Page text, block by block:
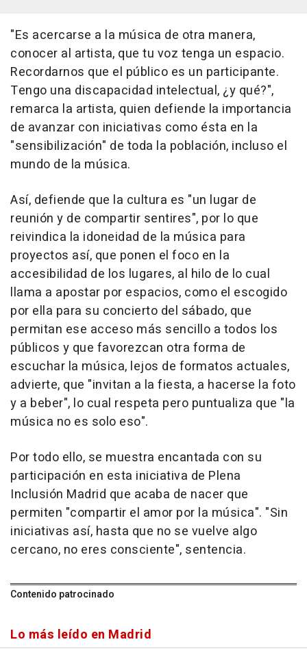
"Es acercarse a la música de otra manera,
conocer al artista, que tu voz tenga un espacio.
Recordarnos que el público es un participante.
Tengo una discapacidad intelectual, ¿y qué?",
remarca la artista, quien defiende la importancia
de avanzar con iniciativas como ésta en la
"sensibilización" de toda la población, incluso el
mundo de la música.
Así, defiende que la cultura es "un lugar de
reunión y de compartir sentires", por lo que
reivindica la idoneidad de la música para
proyectos así, que ponen el foco en la
accesibilidad de los lugares, al hilo de lo cual
llama a apostar por espacios, como el escogido
por ella para su concierto del sábado, que
permitan ese acceso más sencillo a todos los
públicos y que favorezcan otra forma de
escuchar la música, lejos de formatos actuales,
advierte, que "invitan a la fiesta, a hacerse la foto
y a beber", lo cual respeta pero puntualiza que "la
música no es solo eso".
Por todo ello, se muestra encantada con su
participación en esta iniciativa de Plena
Inclusión Madrid que acaba de nacer que
permiten "compartir el amor por la música". "Sin
iniciativas así, hasta que no se vuelve algo
cercano, no eres consciente", sentencia.
Contenido patrocinado
Lo más leído en Madrid